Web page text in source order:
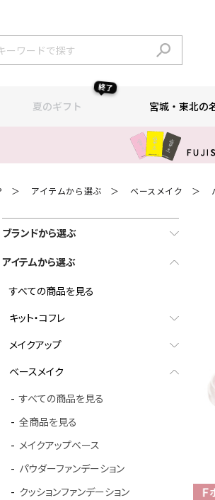
夏のギフト
終了
宮城・東北の
＞ アイテムから選ぶ ＞ ベースメイク ＞
ブランドから選ぶ
アイテムから選ぶ
すべての商品を見る
キット・コフレ
メイクアップ
ベースメイク
すべての商品を見る
全商品を見る
メイクアップベース
パウダーファンデーション
クッションファンデーション